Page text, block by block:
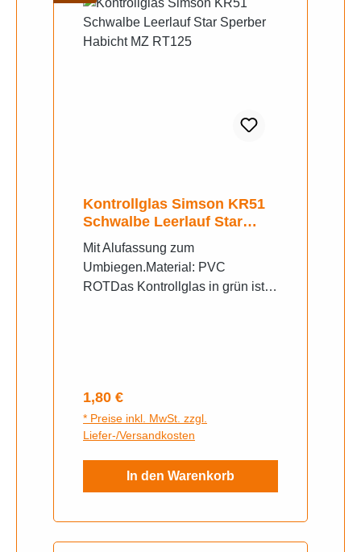
Kontrollglas Simson KR51
Schwalbe Leerlauf Star
Sperber Habicht MZ RT125
Mit Alufassung zum
Umbiegen.Material: PVC
ROTDas Kontrollglas in grün ist
(unten): ca. 15,3
mmLieferumfang:1 x Kontrollglas
Regulärer Preis:
1,80 €
* Preise inkl. MwSt. zzgl.
Liefer-/Versandkosten
In den Warenkorb